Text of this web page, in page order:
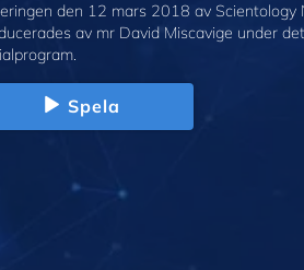
den 12 mars 2018 av Scientology
av mr David Miscavige under
Spela